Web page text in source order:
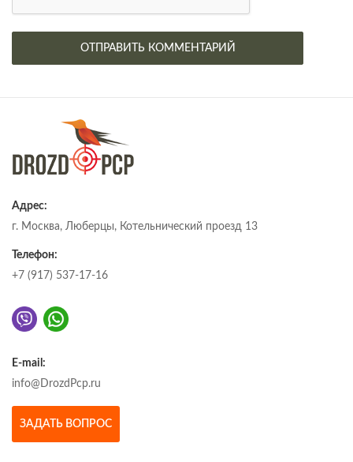
Адрес:
г. Москва, Люберцы, Котельнический проезд 13
Телефон:
+7 (917) 537-17-16
E-mail:
info@DrozdPcp.ru
ЗАДАТЬ ВОПРОС